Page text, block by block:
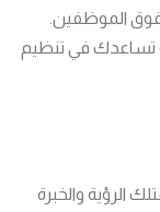
الموظفين.
تساعدك في تنظيم
الرؤية والخبرة